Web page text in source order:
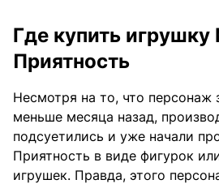
Где купить
Приятность
Несмотря на то, что персонаж
меньше месяца назад,
подсуетились и уже начали
Приятность в виде фигурок
игрушек. Правда, этого